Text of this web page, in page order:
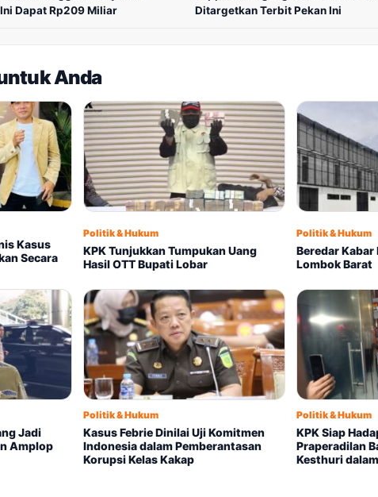
Dapat Rp209 Miliar
Ditargetkan Terbit Pekan Ini
Anda
Kasus
Secara
Politik & Hukum
KPK Tunjukkan Tumpukan Uang
Hasil OTT Bupati Lobar
Politik & Hukum
Beredar Kabar
Lombok Barat
Jadi
Amplop
Politik & Hukum
Kasus Febrie Dinilai Uji Komitmen
Indonesia dalam Pemberantasan
Korupsi Kelas Kakap
Politik & Hukum
KPK Siap
Praperadilan
Kesthuri